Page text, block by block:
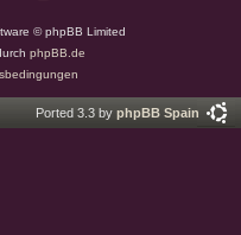
© phpBB Limited
phpBB.de
Ported 3.3 by phpBB Spain